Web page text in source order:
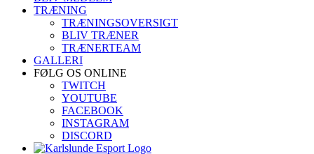
TRÆNING
TRÆNINGSOVERSIGT
BLIV TRÆNER
TRÆNERTEAM
GALLERI
FØLG OS ONLINE
TWITCH
YOUTUBE
FACEBOOK
INSTAGRAM
DISCORD